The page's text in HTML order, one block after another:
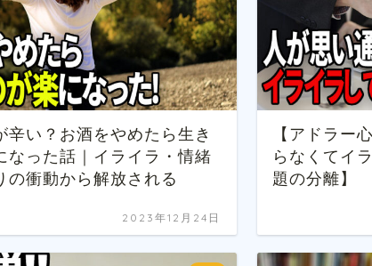
辛い？お酒をやめたら生き
なった話｜イライラ・情緒
の衝動から解放される
2023年12月24日
【アドラー
らなくてイ
題の分離】